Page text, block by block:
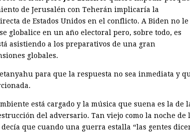
de Jerusalén con Teherán implicaría la
de Estados Unidos en el conflicto. A Biden no le
globalice en un año electoral pero, sobre todo, es
asistiendo a los preparativos de una gran
globales.
para que la respuesta no sea inmediata y
está cargado y la música que suena es la de
del adversario. Tan viejo como la noche de
decía que cuando una guerra estalla “las gentes